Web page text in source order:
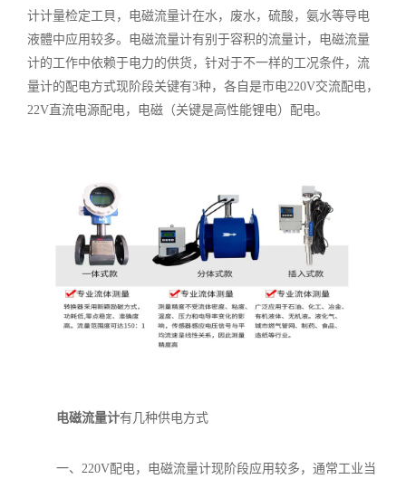
计计量检定工貝，电磁流量计在水，废水，硫酸，氨水等导电
液體中应用较多。电磁流量计有别于容积的流量计，电磁流量
计的工作中依赖于电力的供货，针对于不一样的工况条件，流
量计的配电方式现阶段关键有3种，各自是市电220V交流配电，
22V直流电源配电，电磁 （关键是高性能锂电）配电。
电磁流量计有几种供电方式
一、220V配电，电磁流量计现阶段应用较多，通常工业当